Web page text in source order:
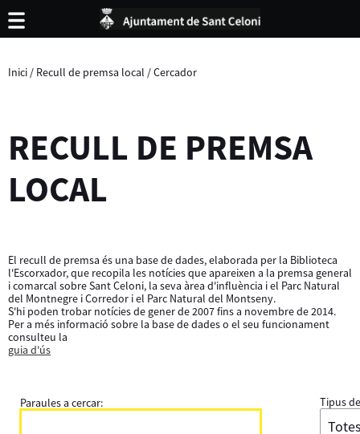
Inici / Recull de premsa local /Cercador
RECULL DE PREMSA
LOCAL
El recull de premsa és una base de dades, elaborada per la Biblioteca
l'Escorxador, que recopila les notícies que apareixen a la premsa general
i comarcal sobre Sant Celoni, la seva àrea d'influència i el Parc Natural
del Montnegre i Corredor i el Parc Natural del Montseny.
S'hi poden trobar notícies de gener de 2007 fins a novembre de 2014.
Per a més informació sobre la base de dades o el seu funcionament
consulteu la
guia d'ús
Paraules a cercar: Tipus